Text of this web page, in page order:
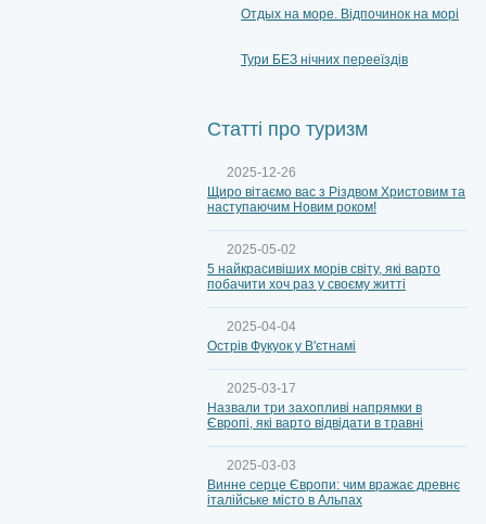
Отдых на море. Відпочинок на морі
Тури БЕЗ нічних перееїздів
Статті про туризм
2025-12-26
Щиро вітаємо вас з Різдвом Христовим та
наступаючим Новим роком!
2025-05-02
5 найкрасивіших морів світу, які варто
побачити хоч раз у своєму житті
2025-04-04
Острів Фукуок у В'єтнамі
2025-03-17
Назвали три захопливі напрямки в
Європі, які варто відвідати в травні
2025-03-03
Винне серце Європи: чим вражає древнє
італійське місто в Альпах